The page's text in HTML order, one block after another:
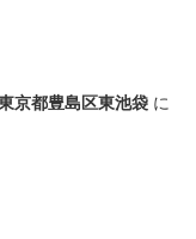
京都豊島区東池袋 に